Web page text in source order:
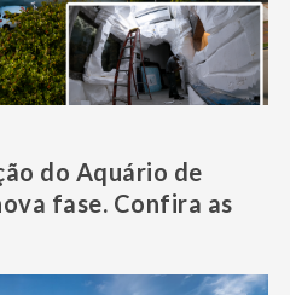
do Aquário de
fase. Confira as